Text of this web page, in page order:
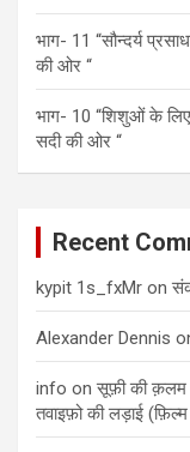
भाग- 11 “सौन्दर्य
की ओर “
भाग- 10 “शिशुओं के
सदी की ओर “
Recent
kypit 1s_fxMr on
Alexander Dennis
info onसूफ़ी की क़लम
तवाइफ़ो की लड़ाई (फ़िल्म